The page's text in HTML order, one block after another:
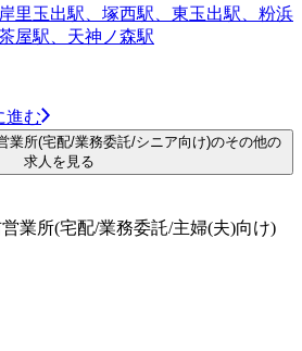
里玉出駅、塚西駅、東玉出駅、粉浜
屋駅、天神ノ森駅
進む
業所(宅配/業務委託/シニア向け)のその他の
求人を見る
業所(宅配/業務委託/主婦(夫)向け)